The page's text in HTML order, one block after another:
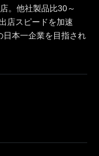
。他社製品比30～
店スピードを加速
日本一企業を目指され